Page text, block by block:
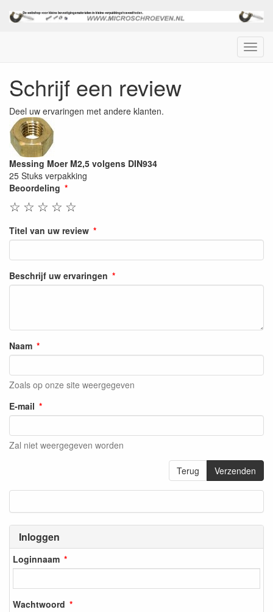
Menu
Inloggen
Loginnaam
Wachtwoord
Schrijf een review
Deel uw ervaringen met andere klanten.
Messing Moer M2,5 volgens DIN934
25 Stuks verpakking
Beoordeling
☆
☆
☆
☆
☆
Titel van uw review
Beschrijf uw ervaringen
Naam
Zoals op onze site weergegeven
E-mail
Zal niet weergegeven worden
Terug Verzenden